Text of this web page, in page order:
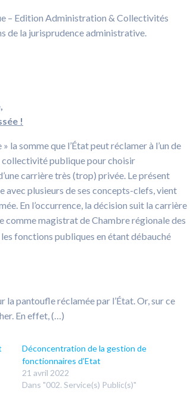
– Edition Administration & Collectivités
de la jurisprudence administrative.
!
somme que l’État peut réclamer à l’un de
collectivité publique pour choisir
carrière très (trop) privée. Le présent
plusieurs de ses concepts-clefs, vient
En l’occurrence, la décision suit la carrière
comme magistrat de Chambre régionale des
fonctions publiques en étant débauché
pantoufle réclamée par l’État. Or, sur ce
En effet, (…)
Déconcentration de la gestion de
fonctionnaires d’Etat
21 avril 2022
Dans "002. Service(s) Public(s)"